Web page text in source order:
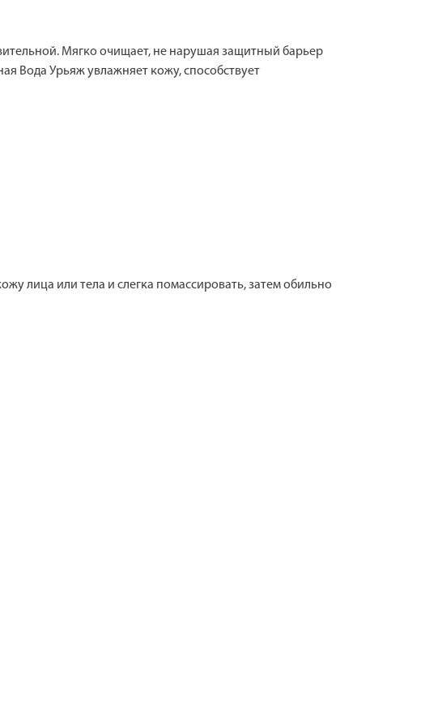
Мягко очищает, не нарушая защитный барьер
Вода Урьяж увлажняет кожу, способствует
лица или тела и слегка помассировать, затем обильно